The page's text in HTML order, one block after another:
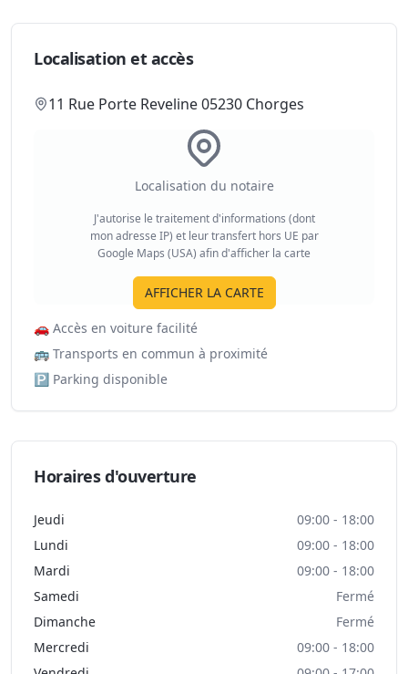
Localisation et accès
11 Rue Porte Reveline 05230 Chorges
Localisation du notaire
J'autorise le traitement d'informations (dont
mon adresse IP) et leur transfert hors UE par
Google Maps (USA) afin d'afficher la carte
AFFICHER LA CARTE
🚗 Accès en voiture facilité
🚌 Transports en commun à proximité
🅿️ Parking disponible
Horaires d'ouverture
Jeudi
09:00 - 18:00
Lundi
09:00 - 18:00
Mardi
09:00 - 18:00
Samedi
Fermé
Dimanche
Fermé
Mercredi
09:00 - 18:00